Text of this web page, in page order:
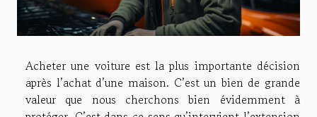
Acheter une voiture est la plus importante décision
après l’achat d’une maison. C’est un bien de grande
valeur que nous cherchons bien évidemment à